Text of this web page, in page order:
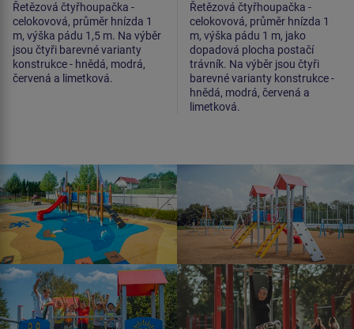
Řetězová čtyřhoupačka -
celokovová, průměr hnízda 1
m, výška pádu 1,5 m. Na výběr
jsou čtyři barevné varianty
konstrukce - hnědá, modrá,
červená a limetková.
Řetězová čtyřhoupačka -
celokovová, průměr hnízda 1
m, výška pádu 1 m, jako
dopadová plocha postačí
trávník. Na výběr jsou čtyři
barevné varianty konstrukce -
hnědá, modrá, červená a
limetková.